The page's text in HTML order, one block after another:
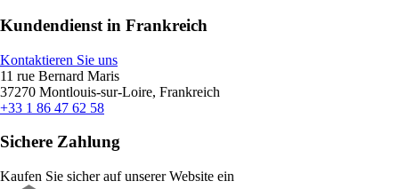
Kundendienst in Frankreich
Kontaktieren Sie uns
11 rue Bernard Maris
37270 Montlouis-sur-Loire, Frankreich
+33 1 86 47 62 58
Sichere Zahlung
Kaufen Sie sicher auf unserer Website ein